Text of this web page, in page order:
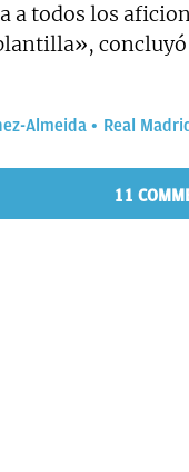
a todos los
concluyó
Almeida Real Madrid
11